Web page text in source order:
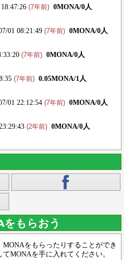
18:47:26 (7年前) 0MONA/0人
01 08:21:49 (7年前) 0MONA/0人
(7年前) 0MONA/0人
(7年前) 0.05MONA/1人
01 22:12:54 (7年前) 0MONA/0人
(2年前) 0MONA/0人
をもらおう
をもらったりすることができ
MONAを手に入れてください。